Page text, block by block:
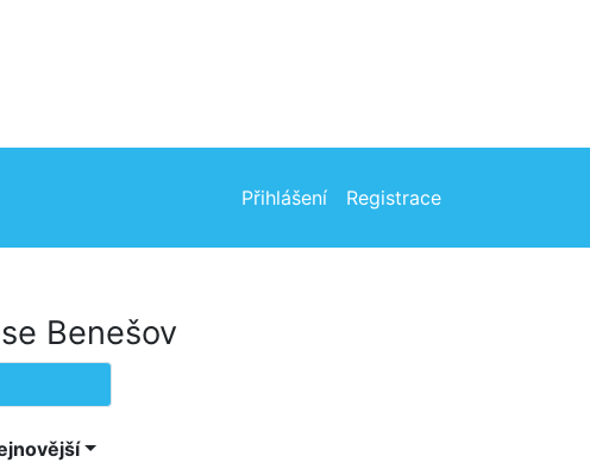
Přihlášení Registrace
Benešov